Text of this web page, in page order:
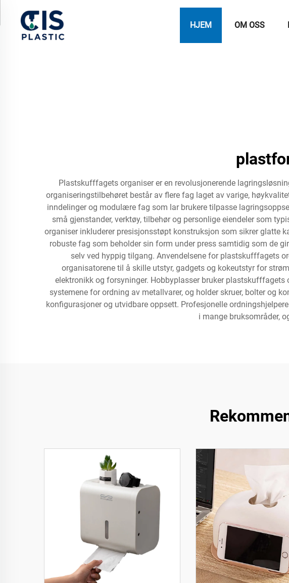
HJEM OM OSS
Plastskufffagets organiser er en revolusjonerende
organiseringstilbehøret består av flere fag laget av varige,
inndelinger og modulære fag som lar brukere tilpasse
små gjenstander, verktøy, tilbehør og personlige eiendeler som
organiser inkluderer presisjonsstøpt konstruksjon som sikrer glatte
robuste fag som beholder sin form under press samtidig som de
selv ved hyppig tilgang. Anvendelsene for plastskufffagets
organisatorene til å skille utstyr, gadgets og kokeutstyr for
elektronikk og forsyninger. Hobbyplasser bruker plastskufffagets
systemene for ordning av metallvarer, og holder skruer, bolter og
konfigurasjoner og utvidbare oppsett. Profesjonelle
i mange bruksområder,